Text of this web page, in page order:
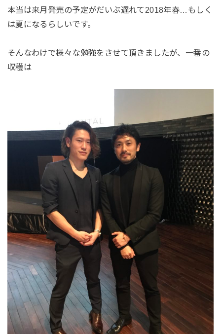
本当は来月発売の予定がだいぶ遅れて2018年春…もしく
は夏になるらしいです。
そんなわけで様々な勉強をさせて頂きましたが、一番の
収穫は